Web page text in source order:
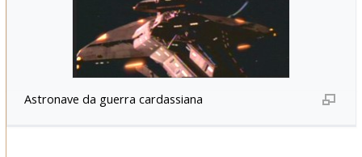
Astronave da guerra cardassiana